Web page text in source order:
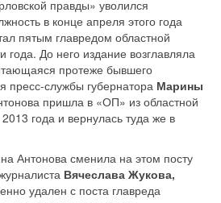
правды» уволился
в конце апреля этого года
пятым главредом областной
года. До него издание возглавляла
протеже бывшего
пресс-службы губернатора Марины
пришла в «ОП» из областной
года и вернулась туда же в
Антонова сменила на этом посту
Вячеслава Жукова,
удален с поста главреда